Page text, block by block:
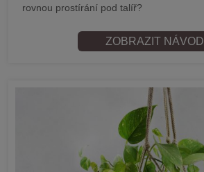
rovnou prostírání pod talíř?
ZOBRAZIT NÁVOD